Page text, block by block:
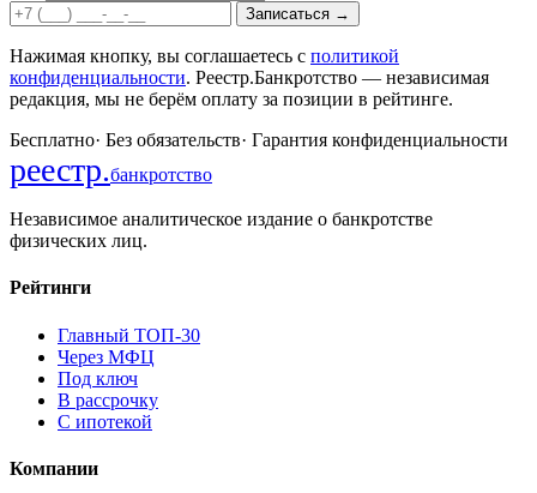
Записаться →
Нажимая кнопку, вы соглашаетесь с политикой
конфиденциальности. Реестр.Банкротство — независимая
редакция, мы не берём оплату за позиции в рейтинге.
Бесплатно· Без обязательств· Гарантия конфиденциальности
реестр.банкротство
Независимое аналитическое издание о банкротстве
физических лиц.
Рейтинги
Главный ТОП-30
Через МФЦ
Под ключ
В рассрочку
С ипотекой
Компании